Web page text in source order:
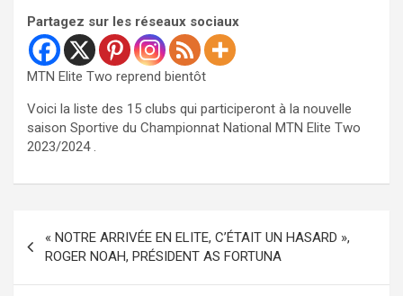
Partagez sur les réseaux sociaux
MTN Elite Two reprend bientôt
Voici la liste des 15 clubs qui participeront à la nouvelle
saison Sportive du Championnat National MTN Elite Two
2023/2024 .
de
l’article
« NOTRE ARRIVÉE EN ELITE, C’ÉTAIT UN HASARD »,
ROGER NOAH, PRÉSIDENT AS FORTUNA